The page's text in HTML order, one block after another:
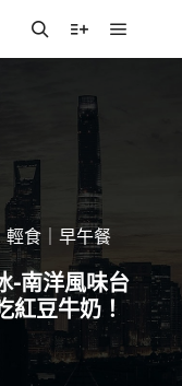
SearchMore info
Main
輕食｜早午餐
-南洋風味台
紅豆牛奶！